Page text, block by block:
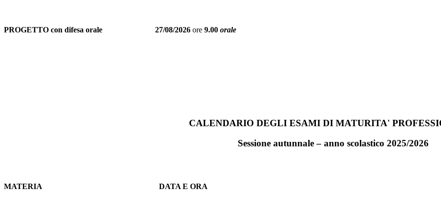
PROGETTO con difesa orale 27/08/2026 ore 9.00 orale
CALENDARIO DEGLI ESAMI DI MATURITA'
Sessione autunnale – anno scolastico 2025/2026
MATERIA DATA E ORA